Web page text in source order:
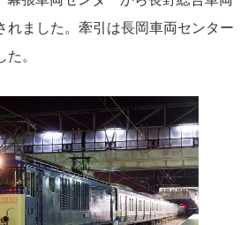
れました。牽引は長岡車両センター
。